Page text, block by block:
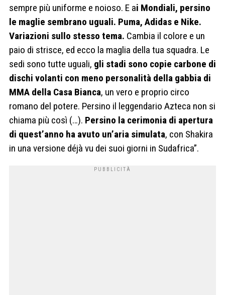
sempre più uniforme e noioso. E ai Mondiali, persino
le maglie sembrano uguali. Puma, Adidas e Nike.
Variazioni sullo stesso tema. Cambia il colore e un
paio di strisce, ed ecco la maglia della tua squadra. Le
sedi sono tutte uguali, gli stadi sono copie carbone di
dischi volanti con meno personalità della gabbia di
MMA della Casa Bianca, un vero e proprio circo
romano del potere. Persino il leggendario Azteca non si
chiama più così (…). Persino la cerimonia di apertura
di quest’anno ha avuto un’aria simulata, con Shakira
in una versione déjà vu dei suoi giorni in Sudafrica”.